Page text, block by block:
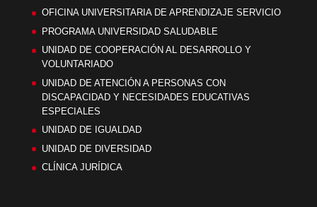
OFICINA UNIVERSITARIA DE APRENDIZAJE SERVICIO
PROGRAMA UNIVERSIDAD SALUDABLE
UNIDAD DE COOPERACIÓN AL DESARROLLO Y
VOLUNTARIADO
UNIDAD DE ATENCIÓN A PERSONAS CON
DISCAPACIDAD Y NECESIDADES EDUCATIVAS
ESPECIALES
UNIDAD DE IGUALDAD
UNIDAD DE DIVERSIDAD
CLÍNICA JURÍDICA